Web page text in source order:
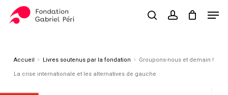
searchaccount
Panier Close
Accueil Livres soutenus par la fondation
Groupons-nous et demain !
La crise internationale et les alternatives de gauche